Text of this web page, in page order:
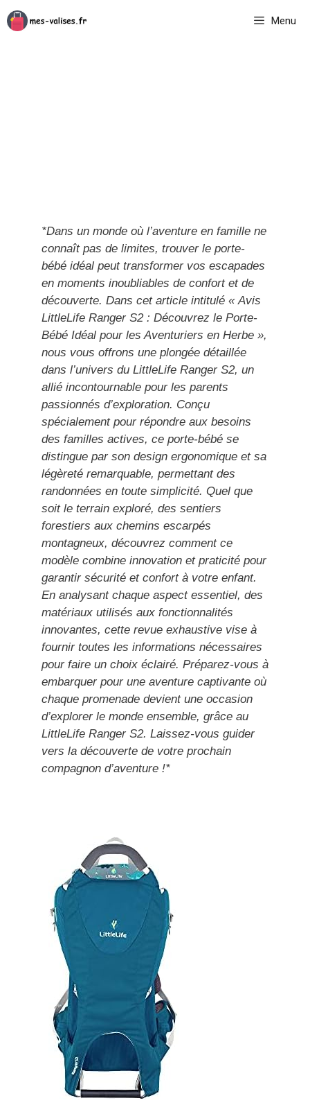
Aller
au
Menu
*Dans un monde où l’aventure en famille ne
connaît pas de limites, trouver le porte-
bébé idéal peut transformer vos escapades
en moments inoubliables de confort et de
découverte. Dans cet article intitulé « Avis
LittleLife Ranger S2 : Découvrez le Porte-
Bébé Idéal pour les Aventuriers en Herbe »,
nous vous offrons une plongée détaillée
dans l’univers du LittleLife Ranger S2, un
allié incontournable pour les parents
passionnés d’exploration. Conçu
spécialement pour répondre aux besoins
des familles actives, ce porte-bébé se
distingue par son design ergonomique et sa
légèreté remarquable, permettant des
randonnées en toute simplicité. Quel que
soit le terrain exploré, des sentiers
forestiers aux chemins escarpés
montagneux, découvrez comment ce
modèle combine innovation et praticité pour
garantir sécurité et confort à votre enfant.
En analysant chaque aspect essentiel, des
matériaux utilisés aux fonctionnalités
innovantes, cette revue exhaustive vise à
fournir toutes les informations nécessaires
pour faire un choix éclairé. Préparez-vous à
embarquer pour une aventure captivante où
chaque promenade devient une occasion
d’explorer le monde ensemble, grâce au
LittleLife Ranger S2. Laissez-vous guider
vers la découverte de votre prochain
compagnon d’aventure !*